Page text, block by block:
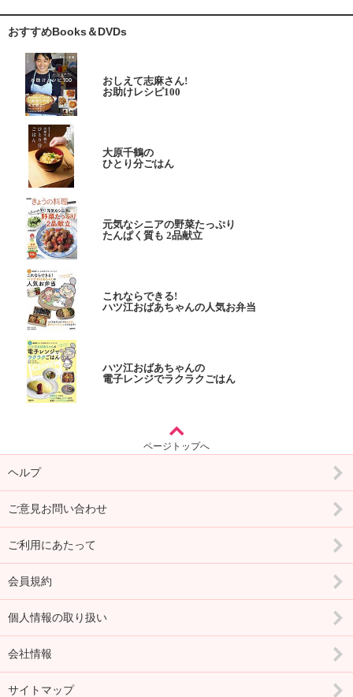
おすすめBooks＆DVDs
おしえて志麻さん!
お助けレシピ100
大原千鶴の
ひとり分ごはん
元気なシニアの野菜たっぷり
たんぱく質も 2品献立
これならできる!
ハツ江おばあちゃんの人気お弁当
ハツ江おばあちゃんの
電子レンジでラクラクごはん
ページトップへ
ヘルプ
ご意見お問い合わせ
ご利用にあたって
会員規約
個人情報の取り扱い
会社情報
サイトマップ